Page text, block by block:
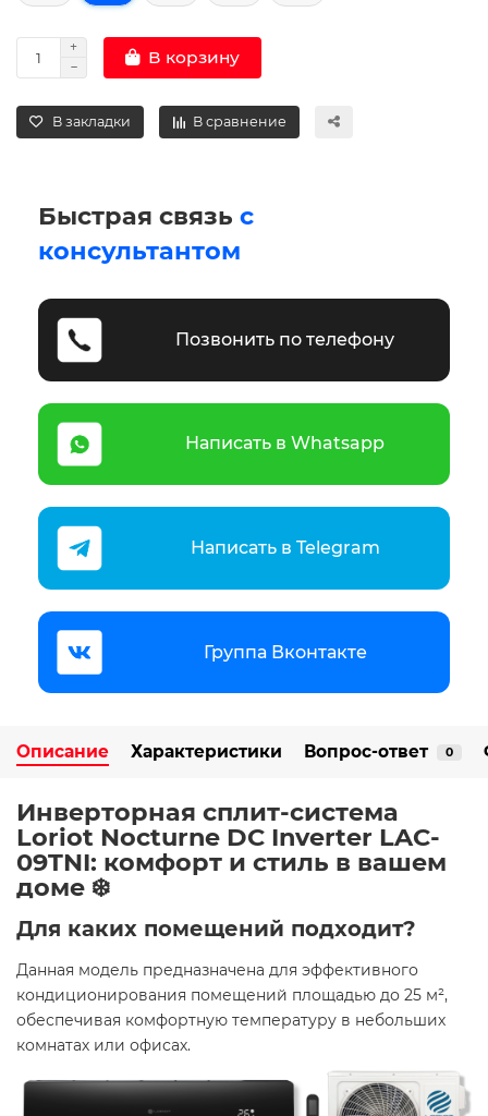
В корзину
В закладки В сравнение
Быстрая связь с
консультантом
Позвонить по телефону
Написать в Whatsapp
Написать в Telegram
Группа Вконтакте
Описание Характеристики Вопрос-ответ 0
Инверторная сплит-система
Loriot Nocturne DC Inverter LAC-
09TNI: комфорт и стиль в вашем
доме ❄️
Для каких помещений подходит?
Данная модель предназначена для эффективного
кондиционирования помещений площадью до 25 м²,
обеспечивая комфортную температуру в небольших
комнатах или офисах.